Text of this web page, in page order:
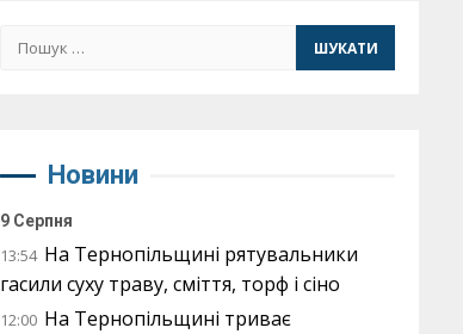
Пошук:
Новини
9 Серпня
13:54 На Тернопільщині рятувальники
гасили суху траву, сміття, торф і сіно
12:00 На Тернопільщині триває